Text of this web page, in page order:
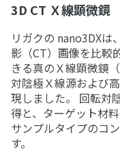
3D CT Ｘ線顕微鏡
リガクの nano3DXは
影（CT）画像を比較
きる真のＸ線顕微鏡
対陰極Ｘ線源および
現しました。 回転対
得と、ターゲット材
サンプルタイプのコ
す。